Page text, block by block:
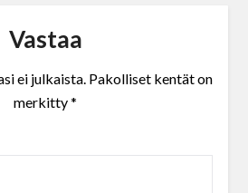
Vastaa
ei julkaista. Pakolliset kentät on
merkitty*